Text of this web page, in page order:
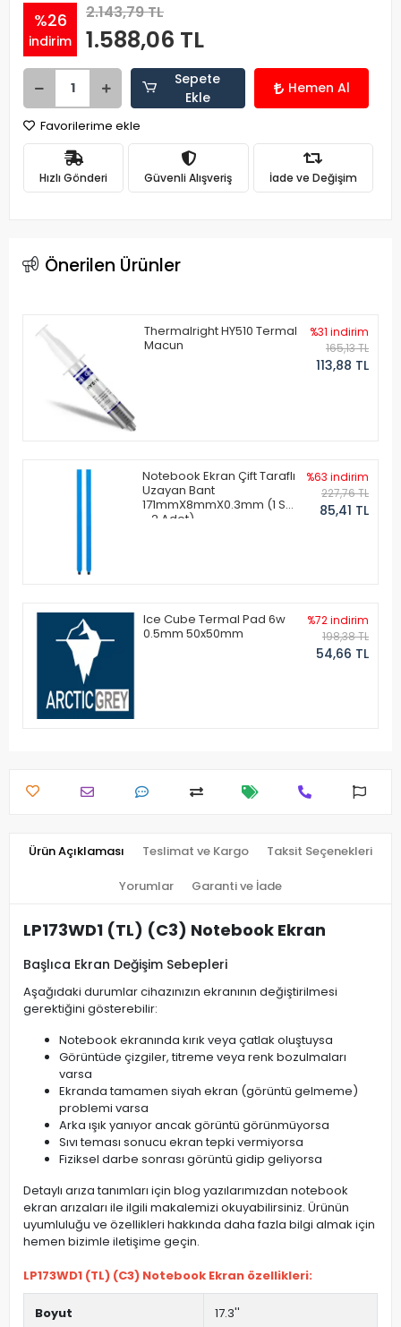
%26
indirim
2.143,79 TL
1.588,06 TL
Sepete
Ekle
Hemen Al
Favorilerime ekle
Hızlı Gönderi Güvenli Alışveriş İade ve Değişim
Önerilen Ürünler
Thermalright HY510 Termal
Macun
%31 indirim
165,13 TL
113,88 TL
Notebook Ekran Çift Taraflı
Uzayan Bant
171mmX8mmX0.3mm (1 Set
- 2 Adet)
%63 indirim
227,76 TL
85,41 TL
Ice Cube Termal Pad 6w
0.5mm 50x50mm
%72 indirim
198,38 TL
54,66 TL
Ürün Açıklaması Teslimat ve Kargo Taksit Seçenekleri
Yorumlar Garanti ve İade
LP173WD1 (TL) (C3) Notebook Ekran
Başlıca Ekran Değişim Sebepleri
Aşağıdaki durumlar cihazınızın ekranının değiştirilmesi
gerektiğini gösterebilir:
Notebook ekranında kırık veya çatlak oluştuysa
Görüntüde çizgiler, titreme veya renk bozulmaları
varsa
Ekranda tamamen siyah ekran (görüntü gelmeme)
problemi varsa
Arka ışık yanıyor ancak görüntü görünmüyorsa
Sıvı teması sonucu ekran tepki vermiyorsa
Fiziksel darbe sonrası görüntü gidip geliyorsa
Detaylı arıza tanımları için blog yazılarımızdan notebook
ekran arızaları ile ilgili makalemizi okuyabilirsiniz. Ürünün
uyumluluğu ve özellikleri hakkında daha fazla bilgi almak için
hemen bizimle iletişime geçin.
LP173WD1 (TL) (C3) Notebook Ekran özellikleri:
Boyut 17.3''